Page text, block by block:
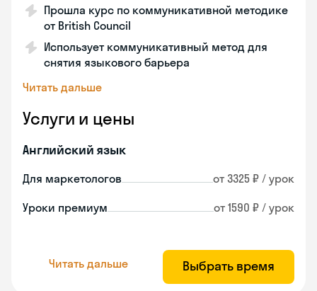
Прошла курс по коммуникативной методике
от British Council
Использует коммуникативный метод для
снятия языкового барьера
Читать дальше
Услуги и цены
Английский язык
Для маркетологов от 3325 ₽ / урок
Уроки премиум от 1590 ₽ / урок
Читать дальше Выбрать время